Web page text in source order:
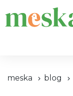
meska blog